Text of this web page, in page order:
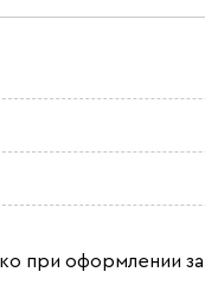
при оформлении